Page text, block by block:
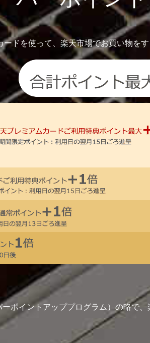
ードを使って、楽天市場でお買い物を
ポイントアッププログラム）の略で